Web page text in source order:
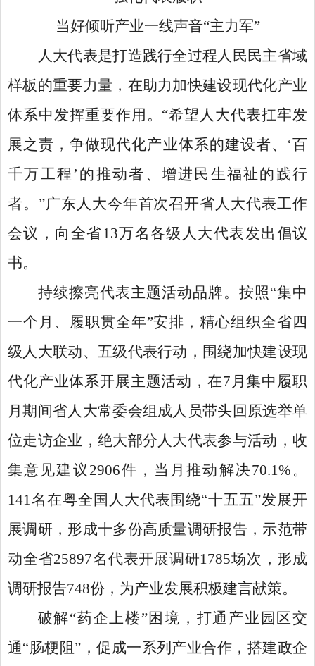
当好倾听产业一线声音“主力军”
人大代表是打造践行全过程人民民主省域
样板的重要力量，在助力加快建设现代化产业
体系中发挥重要作用。 “希望人大代表扛牢发
展之责，争做现代化产业体系的建设者、‘百
千万工程’的推动者、增进民生福祉的践行
者。”广东人大今年首次召开省人大代表工作
会议，向全省13万名各级人大代表发出倡议
书。
持续擦亮代表主题活动品牌。按照“集中
一个月、履职贯全年”安排，精心组织全省四
级人大联动、五级代表行动，围绕加快建设现
代化产业体系开展主题活动，在7月集中履职
月期间省人大常委会组成人员带头回原选举单
位走访企业，绝大部分人大代表参与活动，收
集意见建议2906件，当月推动解决70.1%。
141名在粤全国人大代表围绕“十五五”发展开
展调研，形成十多份高质量调研报告，示范带
动全省25897名代表开展调研1785场次，形成
调研报告748份，为产业发展积极建言献策。
破解“药企上楼”困境，打通产业园区交
通“肠梗阻”，促成一系列产业合作，搭建政企